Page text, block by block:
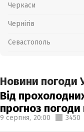
Черкаси
Чернігів
Севастополь
Новини погоди
Від
прогноз
9 серпня, 20:00 3450